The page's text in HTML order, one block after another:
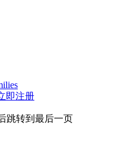
即注册
跳转到最后一页